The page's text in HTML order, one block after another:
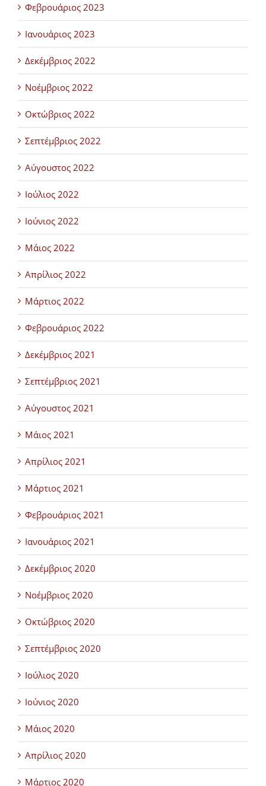
Φεβρουάριος 2023
Ιανουάριος 2023
Δεκέμβριος 2022
Νοέμβριος 2022
Οκτώβριος 2022
Σεπτέμβριος 2022
Αύγουστος 2022
Ιούλιος 2022
Ιούνιος 2022
Μάιος 2022
Απρίλιος 2022
Μάρτιος 2022
Φεβρουάριος 2022
Δεκέμβριος 2021
Σεπτέμβριος 2021
Αύγουστος 2021
Μάιος 2021
Απρίλιος 2021
Μάρτιος 2021
Φεβρουάριος 2021
Ιανουάριος 2021
Δεκέμβριος 2020
Νοέμβριος 2020
Οκτώβριος 2020
Σεπτέμβριος 2020
Ιούλιος 2020
Ιούνιος 2020
Μάιος 2020
Απρίλιος 2020
Μάρτιος 2020